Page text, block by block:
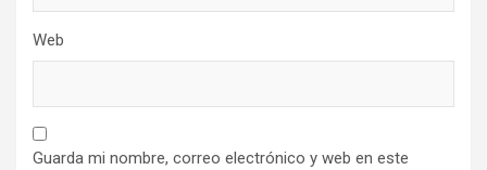
Web
Guarda mi nombre, correo electrónico y web en este